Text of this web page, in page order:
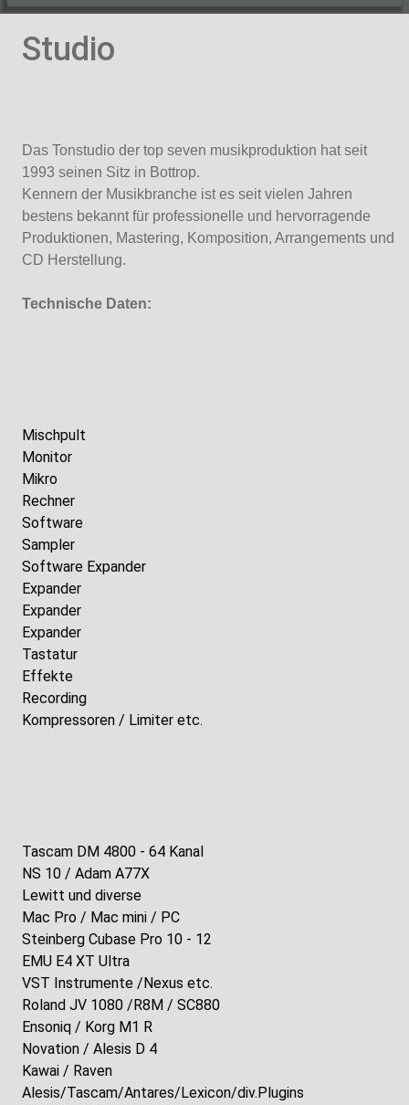
Studio
Das Tonstudio der top seven musikproduktion hat seit
1993 seinen Sitz in Bottrop.
Kennern der Musikbranche ist es seit vielen Jahren
bestens bekannt für professionelle und hervorragende
Produktionen, Mastering, Komposition, Arrangements und
CD Herstellung.
Technische Daten:
Mischpult
Monitor
Mikro
Rechner
Software
Sampler
Software Expander
Expander
Expander
Expander
Tastatur
Effekte
Recording
Kompressoren / Limiter etc.
Tascam DM 4800 - 64 Kanal
NS 10 / Adam A77X
Lewitt und diverse
Mac Pro / Mac mini / PC
Steinberg Cubase Pro 10 - 12
EMU E4 XT Ultra
VST Instrumente /Nexus etc.
Roland JV 1080 /R8M / SC880
Ensoniq / Korg M1 R
Novation / Alesis D 4
Kawai / Raven
Alesis/Tascam/Antares/Lexicon/div.Plugins